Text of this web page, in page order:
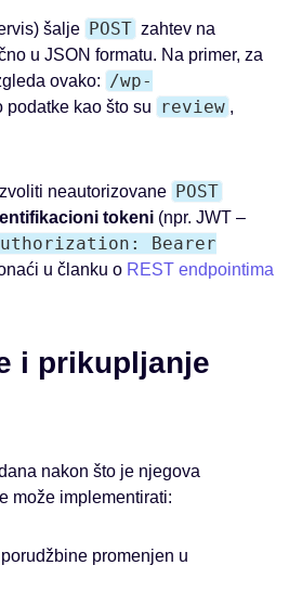
šalje POST zahtev na
u JSON formatu. Na primer, za
ovako:
/wp-
podatke kao što su review ,
neautorizovane POST
tokeni(npr. JWT –
Bearer
u članku o REST endpointima
i prikupljanje
nakon što je njegova
može implementirati:
promenjen u